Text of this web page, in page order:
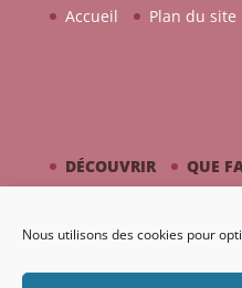
Nous utilisons des cookies pour
Accueil Plan du site
DÉCOUVRIR QUE
AGENDA GALERIE